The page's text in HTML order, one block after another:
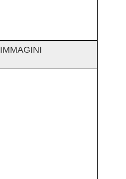
IMMAGINI